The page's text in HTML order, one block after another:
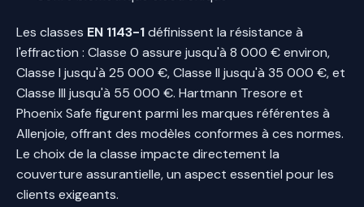
Les classes EN 1143-1définissent la résistance à
l'effraction : Classe 0 assure jusqu'à 8 000 € environ,
Classe I jusqu'à 25 000 €, Classe II jusqu'à 35 000 €, et
Classe III jusqu'à 55 000 €. Hartmann Tresore et
Phoenix Safe figurent parmi les marques référentes à
Allenjoie, offrant des modèles conformes à ces normes.
Le choix de la classe impacte directement la
couverture assurantielle, un aspect essentiel pour les
clients exigeants.